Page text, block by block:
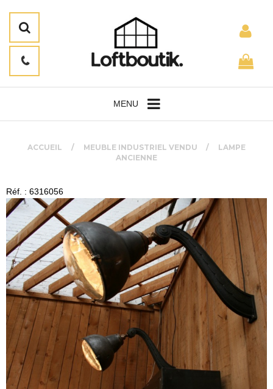
MENU
ACCUEIL MEUBLE INDUSTRIEL VENDU
LAMPE
ANCIENNE
Réf. : 6316056